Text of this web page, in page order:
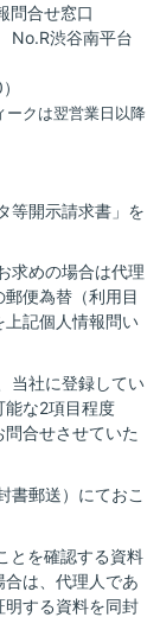
問合せ窓口
渋谷南平台
ークは翌営業日以降
等開示請求書」を
求めの場合は代理
便為替（利用目
上記個人情報問い
当社に登録してい
能な2項目程度
問合せさせていた
郵送）にておこ
とを確認する資料
は、代理人であ
明する資料を同封